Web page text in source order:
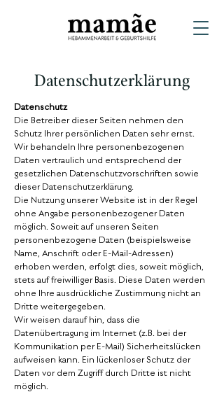
Datenschutzerklärung
Datenschutz
Die Betreiber dieser Seiten nehmen den
Schutz Ihrer persönlichen Daten sehr ernst.
Wir behandeln Ihre personenbezogenen
Daten vertraulich und entsprechend der
gesetzlichen Datenschutzvorschriften sowie
dieser Datenschutzerklärung.
Die Nutzung unserer Website ist in der Regel
ohne Angabe personenbezogener Daten
möglich. Soweit auf unseren Seiten
personenbezogene Daten (beispielsweise
Name, Anschrift oder E-Mail-Adressen)
erhoben werden, erfolgt dies, soweit möglich,
stets auf freiwilliger Basis. Diese Daten werden
ohne Ihre ausdrückliche Zustimmung nicht an
Dritte weitergegeben.
Wir weisen darauf hin, dass die
Datenübertragung im Internet (z.B. bei der
Kommunikation per E-Mail) Sicherheitslücken
aufweisen kann. Ein lückenloser Schutz der
Daten vor dem Zugriff durch Dritte ist nicht
möglich.